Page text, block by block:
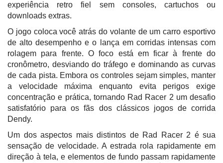
experiência retro fiel sem consoles, cartuchos ou
downloads extras.
O jogo coloca você atrás do volante de um carro esportivo
de alto desempenho e o lança em corridas intensas com
rolagem para frente. O foco está em ficar à frente do
cronômetro, desviando do tráfego e dominando as curvas
de cada pista. Embora os controles sejam simples, manter
a velocidade máxima enquanto evita perigos exige
concentração e prática, tornando Rad Racer 2 um desafio
satisfatório para os fãs dos clássicos jogos de corrida
Dendy.
Um dos aspectos mais distintos de Rad Racer 2 é sua
sensação de velocidade. A estrada rola rapidamente em
direção à tela, e elementos de fundo passam rapidamente